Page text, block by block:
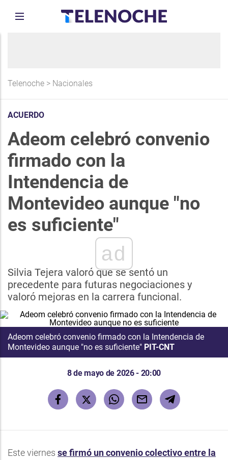
Telenoche > Nacionales
ACUERDO
Adeom celebró convenio
firmado con la
Intendencia de
Montevideo aunque "no
es suficiente"
ad
Silvia Tejera valoró que se sentó un
precedente para futuras negociaciones y
valoró mejoras en la carrera funcional.
Adeom celebró convenio firmado con la Intendencia de
Montevideo aunque "no es suficiente" PIT-CNT
8 de mayo de 2026 - 20:00
Este viernes se firmó un convenio colectivo entre la